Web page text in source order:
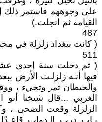
على وجوههم فاستمر ذلك
القيامة ثم انجلت‏.‏)
487
( كانت ببغداد زلزلة في
511
( ثم دخلت سنة إحدى
فيها أنـه زلزلـت الأرض
والحيطان تمر وتجيء ،
الغربي ...قال شيخنا
الزلزلة وقعت الضحى ،
بـاب درب الـدواب